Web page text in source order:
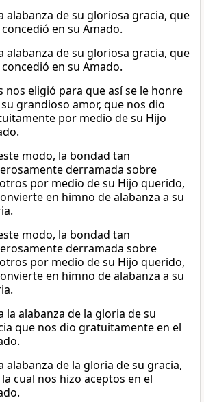
alabanza de su gloriosa gracia, que
en su Amado.
alabanza de su gloriosa gracia, que
en su Amado.
nos eligió para que así se le honre
grandioso amor, que nos dio
por medio de su Hijo
modo, la bondad tan
derramada sobre
por medio de su Hijo querido,
en himno de alabanza a su
modo, la bondad tan
derramada sobre
por medio de su Hijo querido,
en himno de alabanza a su
la alabanza de la gloria de su
que nos dio gratuitamente en el
alabanza de la gloria de su gracia,
cual nos hizo aceptos en el